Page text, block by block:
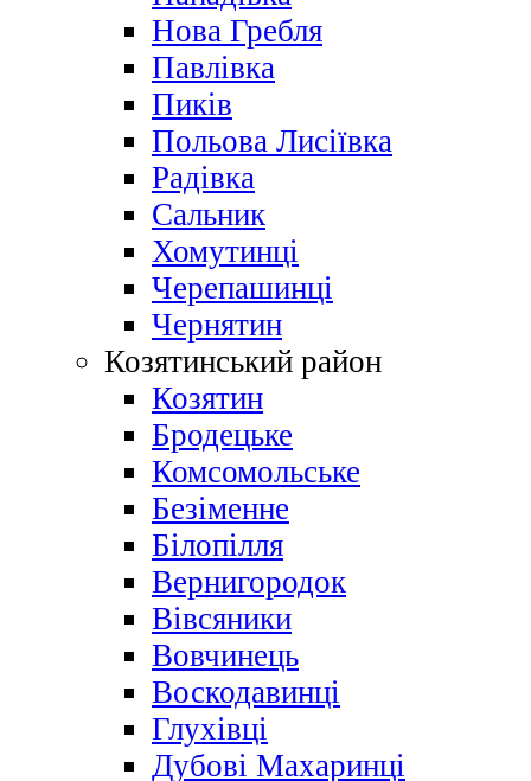
Нова Гребля
Павлівка
Пиків
Польова Лисіївка
Радівка
Сальник
Хомутинці
Черепашинці
Чернятин
Козятинський район
Козятин
Бродецьке
Комсомольське
Безіменне
Білопілля
Вернигородок
Вівсяники
Вовчинець
Воскодавинці
Глухівці
Дубові Махаринці